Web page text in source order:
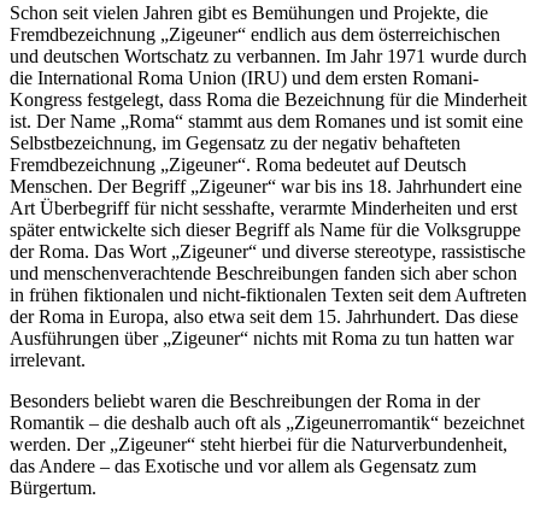
Schon seit vielen Jahren gibt es Bemühungen und Projekte, die
Fremdbezeichnung „Zigeuner“ endlich aus dem österreichischen
und deutschen Wortschatz zu verbannen. Im Jahr 1971 wurde durch
die International Roma Union (IRU) und dem ersten Romani-
Kongress festgelegt, dass Roma die Bezeichnung für die Minderheit
ist. Der Name „Roma“ stammt aus dem Romanes und ist somit eine
Selbstbezeichnung, im Gegensatz zu der negativ behafteten
Fremdbezeichnung „Zigeuner“. Roma bedeutet auf Deutsch
Menschen. Der Begriff „Zigeuner“ war bis ins 18. Jahrhundert eine
Art Überbegriff für nicht sesshafte, verarmte Minderheiten und erst
später entwickelte sich dieser Begriff als Name für die Volksgruppe
der Roma. Das Wort „Zigeuner“ und diverse stereotype, rassistische
und menschenverachtende Beschreibungen fanden sich aber schon
in frühen fiktionalen und nicht-fiktionalen Texten seit dem Auftreten
der Roma in Europa, also etwa seit dem 15. Jahrhundert. Das diese
Ausführungen über „Zigeuner“ nichts mit Roma zu tun hatten war
irrelevant.
Besonders beliebt waren die Beschreibungen der Roma in der
Romantik – die deshalb auch oft als „Zigeunerromantik“ bezeichnet
werden. Der „Zigeuner“ steht hierbei für die Naturverbundenheit,
das Andere – das Exotische und vor allem als Gegensatz zum
Bürgertum.